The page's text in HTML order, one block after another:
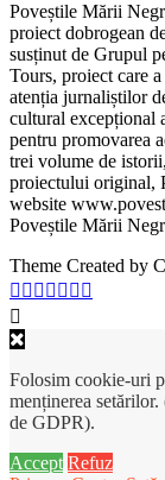
Poveștile Mării
proiect dobrogean
susținut de Grupul
Tours, proiect care
atenția jurnaliștilor
cultural excepțional
pentru promovarea
trei volume de
proiectului original,
website
Poveștile Mării
Theme Created by
Folosim cookie-uri
menținerea
de GDPR).
Accept Refuz